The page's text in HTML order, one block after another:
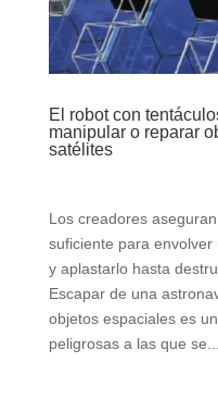
El robot con
manipular o reparar
satélites
Los creadores
suficiente para
y aplastarlo hasta
Escapar de una
objetos espaciales es
peligrosas a las que se...